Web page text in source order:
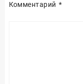
Комментарий *